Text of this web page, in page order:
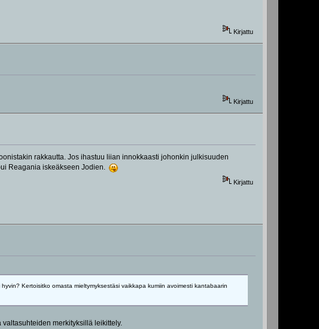
Kirjattu
Kirjattu
rakkautta. Jos ihastuu liian innokkaasti johonkin julkisuuden
Reagania iskeäkseen Jodien.
Kirjattu
Kertoisitko omasta mieltymyksestäsi vaikkapa kumiin avoimesti kantabaarin
merkityksillä leikittely.